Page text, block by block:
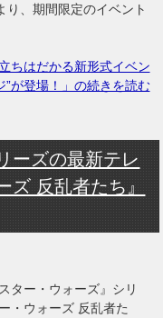
り、期間限定のイベント
ちはだかる新形式イベン
”が登場！」の続きを読む
ーズの最新テレ
ズ 反乱者たち』
ター・ウォーズ』シリ
・ウォーズ 反乱者た